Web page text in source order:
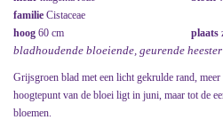
familie Cistaceae
hoog 60 cm plaats
bladhoudende bloeiende, geurende heester
Grijsgroen blad met een licht gekrulde rand,
hoogtepunt van de bloei ligt in juni, maar tot de
bloemen.